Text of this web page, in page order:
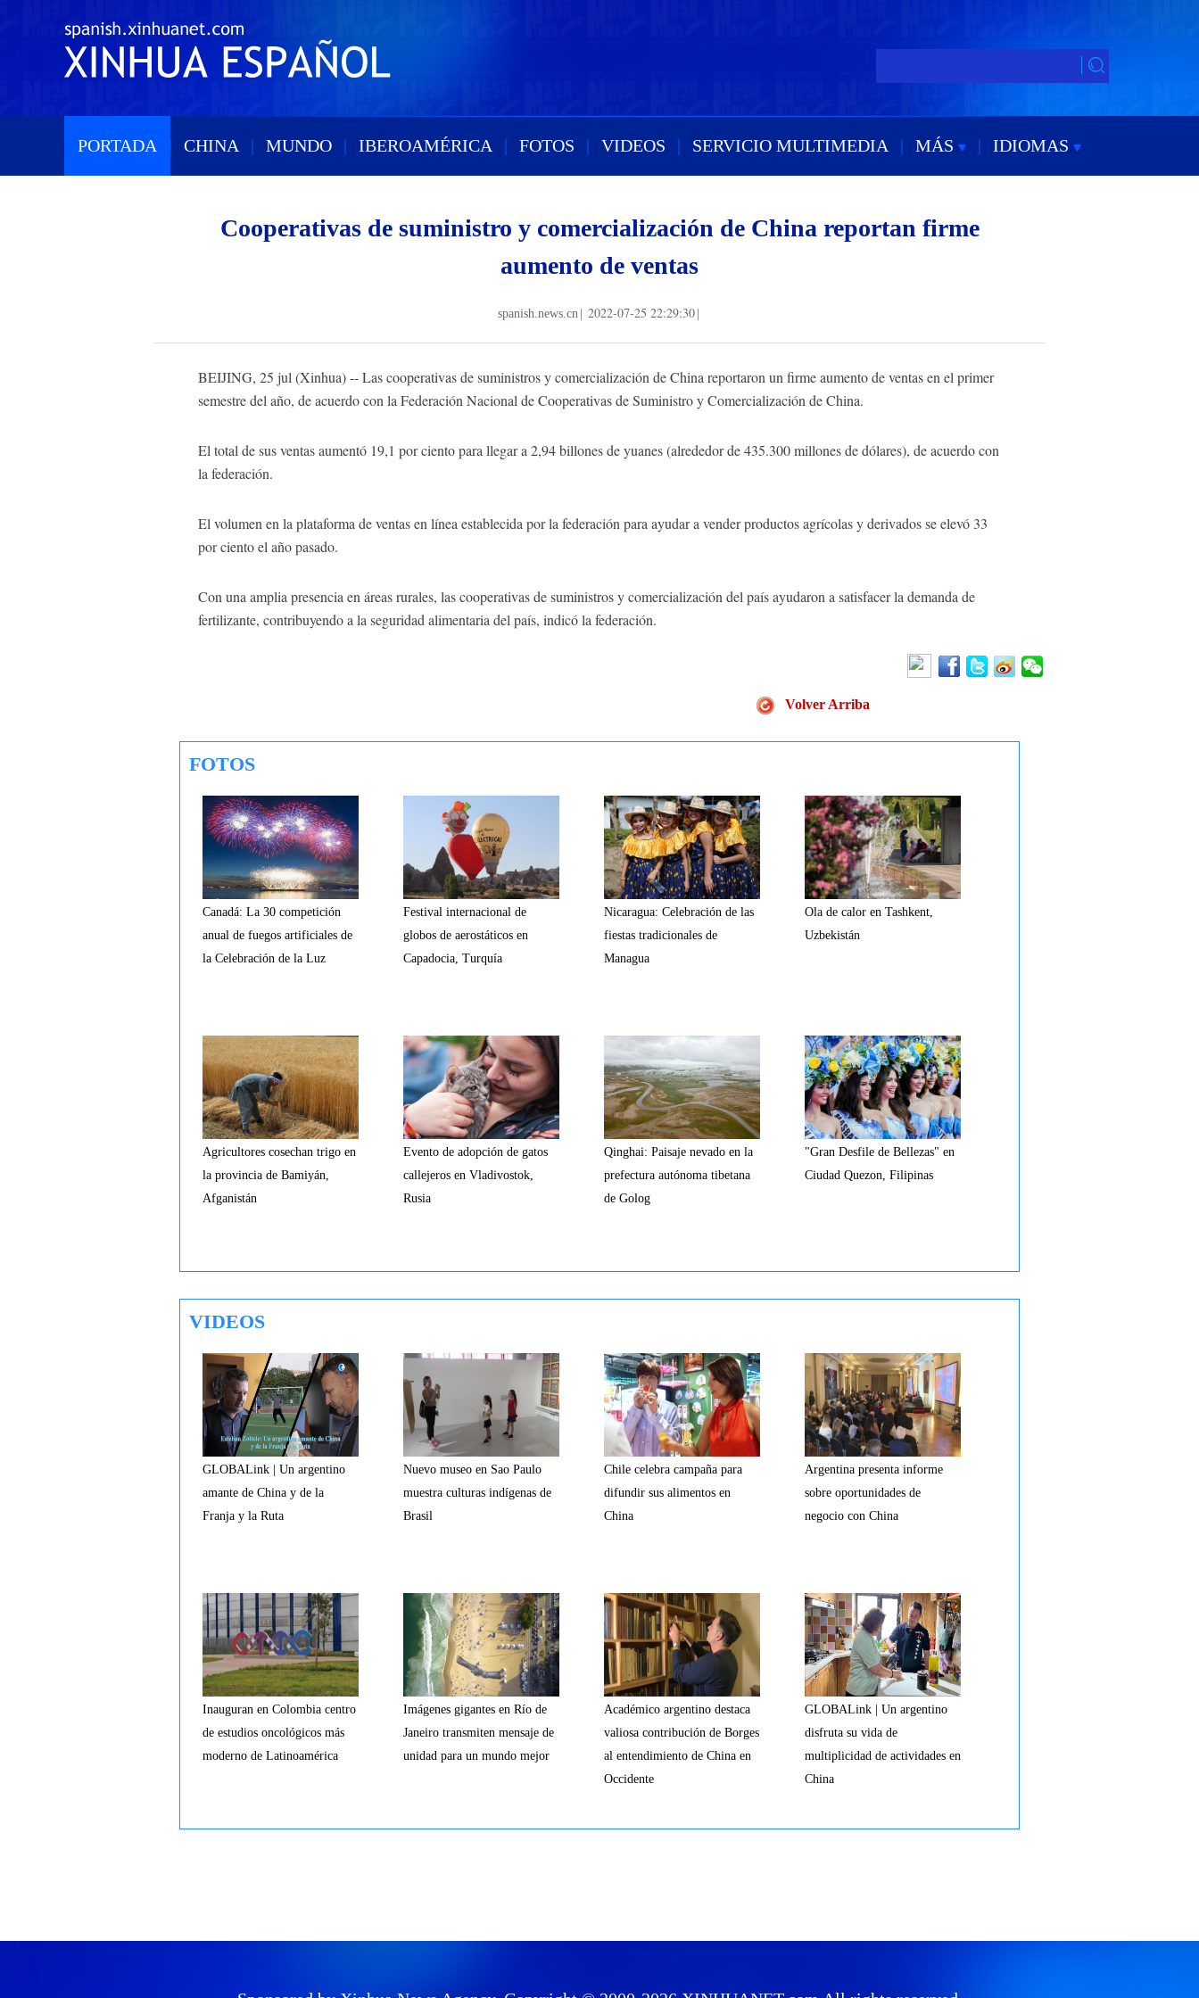
PORTADA | CHINA | MUNDO | IBEROAMÉRICA | FOTOS | VIDEOS | SERVICIO MULTIMEDIA | MÁS | IDIOMAS
Cooperativas de suministro y comercialización de China reportan firme
aumento de ventas
spanish.news.cn 2022-07-25 22:29:30
BEIJING, 25 jul (Xinhua) -- Las cooperativas de suministros y comercialización de China reportaron un firme aumento de ventas en el primer
semestre del año, de acuerdo con la Federación Nacional de Cooperativas de Suministro y Comercialización de China.
El total de sus ventas aumentó 19,1 por ciento para llegar a 2,94 billones de yuanes (alrededor de 435.300 millones de dólares), de acuerdo con
la federación.
El volumen en la plataforma de ventas en línea establecida por la federación para ayudar a vender productos agrícolas y derivados se elevó 33
por ciento el año pasado.
Con una amplia presencia en áreas rurales, las cooperativas de suministros y comercialización del país ayudaron a satisfacer la demanda de
fertilizante, contribuyendo a la seguridad alimentaria del país, indicó la federación.
Volver Arriba
FOTOS
Canadá: La 30 competición
anual de fuegos artificiales de
la Celebración de la Luz
Festival internacional de
globos de aerostáticos en
Capadocia, Turquía
Nicaragua: Celebración de las
fiestas tradicionales de
Managua
Ola de calor en Tashkent,
Uzbekistán
Agricultores cosechan trigo en
la provincia de Bamiyán,
Afganistán
Evento de adopción de gatos
callejeros en Vladivostok,
Rusia
Qinghai: Paisaje nevado en la
prefectura autónoma tibetana
de Golog
"Gran Desfile de Bellezas" en
Ciudad Quezon, Filipinas
VIDEOS
GLOBALink | Un argentino
amante de China y de la
Franja y la Ruta
Nuevo museo en Sao Paulo
muestra culturas indígenas de
Brasil
Chile celebra campaña para
difundir sus alimentos en
China
Argentina presenta informe
sobre oportunidades de
negocio con China
Inauguran en Colombia centro
de estudios oncológicos más
moderno de Latinoamérica
Imágenes gigantes en Río de
Janeiro transmiten mensaje de
unidad para un mundo mejor
Académico argentino destaca
valiosa contribución de Borges
al entendimiento de China en
Occidente
GLOBALink | Un argentino
disfruta su vida de
multiplicidad de actividades en
China